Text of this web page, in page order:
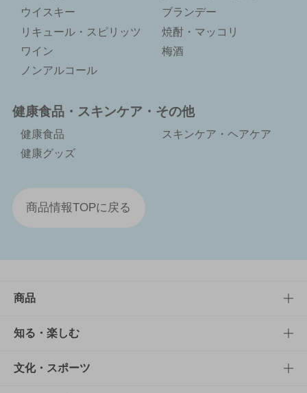
ウイスキー
ブランデー
リキュール・スピリッツ
焼酎・マッコリ
ワイン
梅酒
ノンアルコール
健康食品・スキンケア・その他
健康食品
スキンケア・ヘアケア
健康グッズ
商品情報TOPに戻る
商品
商品TOP
商品一覧
知る・楽しむ
知る・楽しむTOP
文化・スポーツ